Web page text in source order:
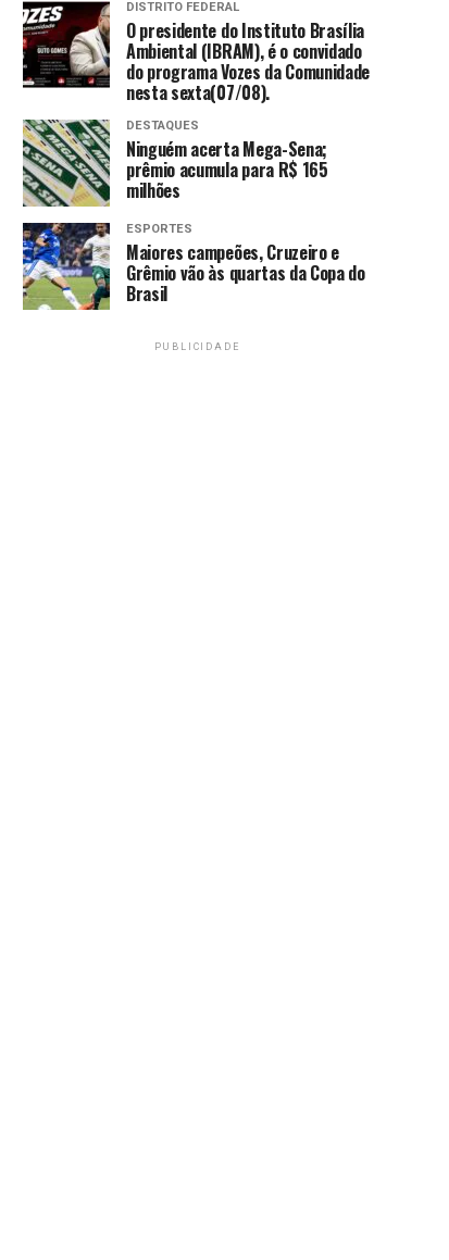
DISTRITO FEDERAL
O presidente do Instituto Brasília
Ambiental (IBRAM), é o convidado
do programa Vozes da Comunidade
nesta sexta(07/08).
DESTAQUES
Ninguém acerta Mega-Sena;
prêmio acumula para R$ 165
milhões
ESPORTES
Maiores campeões, Cruzeiro e
Grêmio vão às quartas da Copa do
Brasil
PUBLICIDADE